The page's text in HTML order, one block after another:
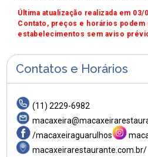
Última atualização realizada em 03/
Contato, preços e horários
estabelecimentos sem aviso
Contatos e Horários
(11) 2229-6982
/macaxeiraguarulhos
macaxeirarestaurante.com.br/